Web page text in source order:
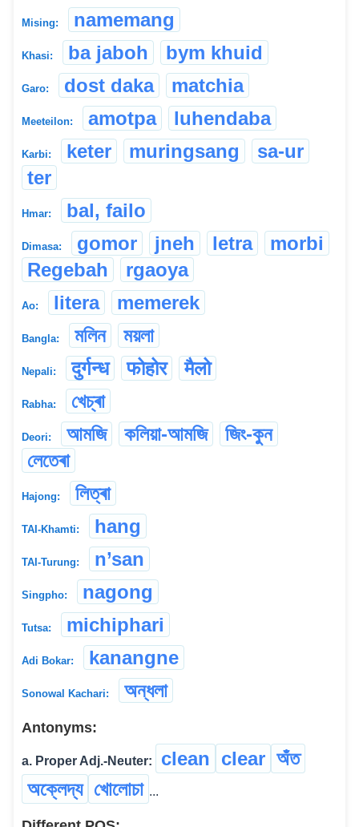
Mising: namemang
Khasi: ba jaboh bym khuid
Garo: dost daka matchia
Meeteilon: amotpa luhendaba
Karbi: keter muringsang
sa-ur
ter
Hmar: bal, failo
Dimasa: gomor jneh letra
morbi
Regebah
rgaoya
Ao: litera memerek
Bangla: মলিন ময়লা
Nepali: दुर्गन्ध फोहोर मैलो
Rabha: খেচ্ৰা
Deori: আমজি কলিয়া-আমজি
জিং-কুন
লেতেৰা
Hajong: লিত্ৰা
TAI-Khamti: hang
TAI-Turung: n’san
Singpho: nagong
Tutsa: michiphari
Adi Bokar: kanangne
Sonowal Kachari: অন্ধলা
Antonyms:
a. Proper Adj.-Neuter: clean clear অঁত
অক্লেদ্য খোলোচা ...